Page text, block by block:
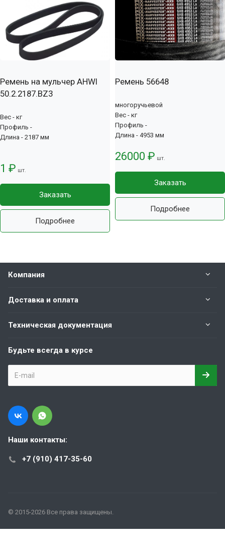
Ремень на мульчер AHWI
50.2.2187.BZ3
Вес - кг
Профиль -
Длина - 2187 мм
1 ₽ шт.
Заказать
Подробнее
Ремень 56648
многоручьевой
Вес - кг
Профиль -
Длина - 4953 мм
26000 ₽ шт.
Заказать
Подробнее
Компания
Доставка и оплата
Техническая документация
Будьте всегда в курсе
Наши контакты:
+7 (910) 417-35-60
© 2015-2026 Все права защищены.